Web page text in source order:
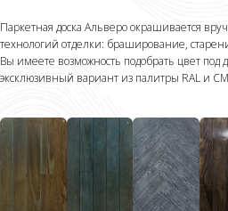
Паркетная доска Альверо окрашивается
технологий отделки: браширование,
Вы имеете возможность подобрать цвет
эксклюзивный вариант из палитры RAL и